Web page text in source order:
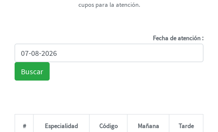
cupos para la atención.
Fecha de atención :
Buscar
# Especialidad Código Mañana Tarde